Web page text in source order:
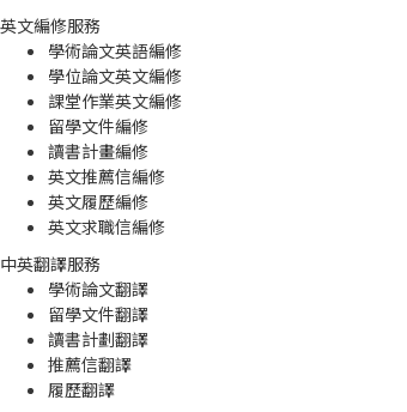
英文編修服務
學術論文英語編修
學位論文英文編修
課堂作業英文編修
留學文件編修
讀書計畫編修
英文推薦信編修
英文履歷編修
英文求職信編修
中英翻譯服務
學術論文翻譯
留學文件翻譯
讀書計劃翻譯
推薦信翻譯
履歷翻譯